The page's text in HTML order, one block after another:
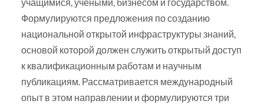
Формулируются предложения по созданию
национальной открытой инфраструктуры знаний,
основой которой должен служить открытый доступ
к квалификационным работам и научным
публикациям. Рассматривается международный
опыт в этом направлении и формулируются три